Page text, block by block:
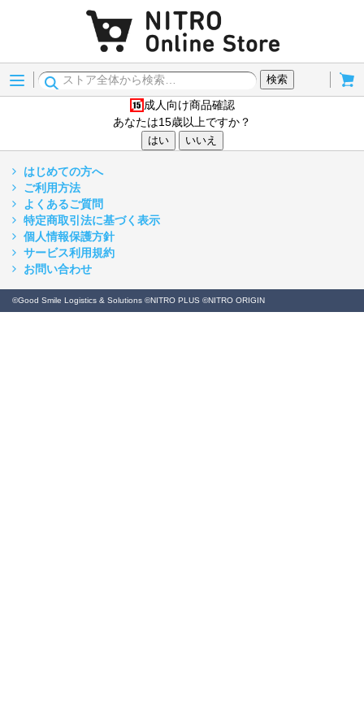
Menu
検索
15歳以上
成人向け商品確認
あなたは15歳以上ですか？
はい いいえ
はじめての方へ
ご利用方法
よくあるご質問
特定商取引法に基づく表示
個人情報保護方針
サービス利用規約
お問い合わせ
©Good Smile Logistics & Solutions ©NITRO PLUS ©NITRO ORIGIN